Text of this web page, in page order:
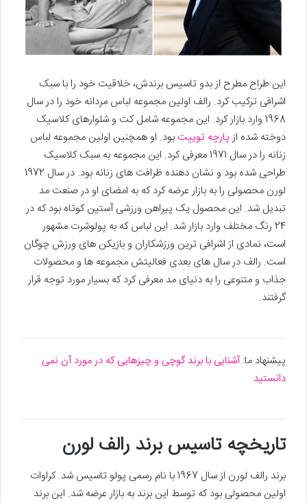
این طراح مطرح از بدو تاسیس برندش، خلاقیت خود را با سبک
اشرافی ترکیب کرد. رالف اولین مجموعه لباس مردانه خود را در سال
1968 وارد بازار کرد. این مجموعه شامل کت و شلوارهای کلاسیک
دوخته شده از پارچه توییت بود. او همچنین اولین مجموعه لباس
زنانه را در سال 1971 معرفی کرد. این مجموعه به سبک کلاسیک
طراحی شده بود و نشان دهنده ظرافت های زنانه بود. در سال 1972
لورن محصولی را به بازار عرضه کرد که به امضای او در صنعت مد
تبدیل شد. این محصول یک پیراهن ورزشی آستین کوتاه بود که در
24 رنگ مختلف وارد بازار شد. این لباس که به پولوشرت مشهور
است، نمادی از اشرافی ‌ترین ورزشکاران و بازیکن های ورزش چوگان
است. رالف در سال های بعدی فعالیتش مجموعه ها و محصولات
جذاب و متنوعی را به دنیای مد معرفی کرد که بسیار مورد توجه قرار
گرفتند.
پیشنهاد ما:آشنایی با برند گوچی و چیزهایی که در مورد آن نمی
دانستید
تاریخچه تاسیس برند رالف لورن
برند رالف لورن از سال 1967 با نام رسمی پولو تاسیس شد. کراوات
اولین محصولی بود که توسط این برند به بازار عرضه شد. این برند